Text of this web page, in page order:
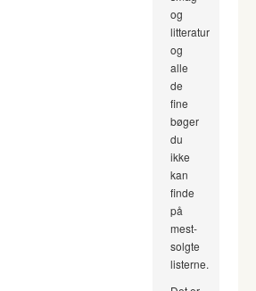
og
litteratur
og
alle
de
fine
bøger
du
ikke
kan
finde
på
mest-
solgte
listerne.